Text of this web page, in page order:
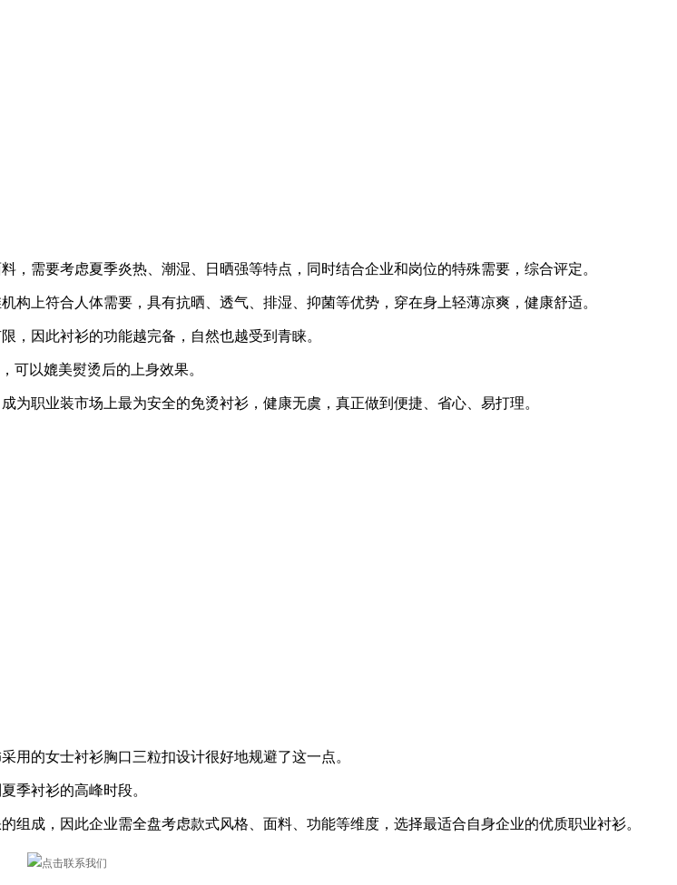
需要考虑夏季炎热、潮湿、日晒强等特点，同时结合企业和岗位的特殊需要，综合评定。
上符合人体需要，具有抗晒、透气、排湿、抑菌等优势，穿在身上轻薄凉爽，健康舒适。
，因此衬衫的功能越完备，自然也越受到青睐。
可以媲美熨烫后的上身效果。
职业装市场上最为安全的免烫衬衫，健康无虞，真正做到便捷、省心、易打理。
用的女士衬衫胸口三粒扣设计很好地规避了这一点。
季衬衫的高峰时段。
成，因此企业需全盘考虑款式风格、面料、功能等维度，选择最适合自身企业的优质职业衬衫。